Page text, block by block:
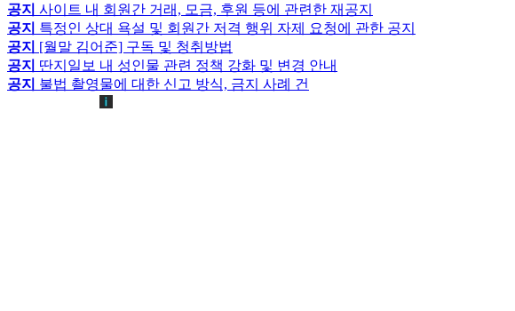
공지 사이트 내 회원간 거래, 모금, 후원 등에 관련한 재공지
공지 특정인 상대 욕설 및 회원간 저격 행위 자제 요청에 관한 공지
공지 [월말 김어준] 구독 및 청취방법
공지 딴지일보 내 성인물 관련 정책 강화 및 변경 안내
공지 불법 촬영물에 대한 신고 방식, 금지 사례 건